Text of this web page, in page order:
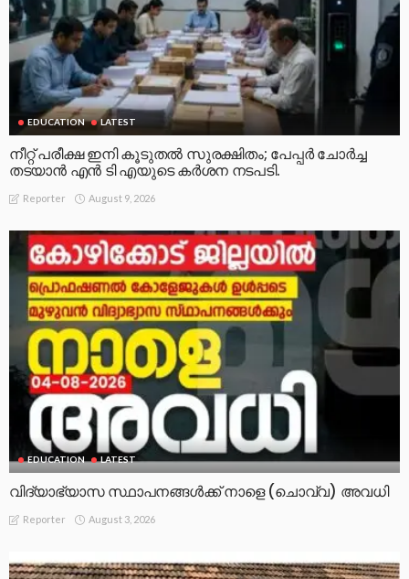
EDUCATION LATEST
നീറ്റ് പരീക്ഷ ഇനി കൂടുതൽ സുരക്ഷിതം; പേപ്പർ ചോർച്ച
തടയാൻ എൻ ടി എയുടെ കർശന നടപടി.
Reporter August 9, 2026
EDUCATION LATEST
വിദ്യാഭ്യാസ സ്ഥാപനങ്ങൾക്ക് നാളെ (ചൊവ്വ) അവധി
Reporter August 3, 2026